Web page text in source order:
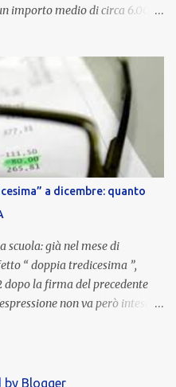
importo medio di circa 6.000
di risultato La
la parte variabile dello
corrisposta per valorizzare
delle risorse e il
dal Ministero dell’Istruzione
2023/2024, il MIM ha
e trasmesso i dati a NoiPA,
in busta paga . Gli
lordo riconosciuto è di 6....
a dicembre: quanto
scuola: già nel mese di
“ doppia tredicesima ”,
la firma del precedente
non va però intesa in
non raggiungendo l’importo
by Blogger